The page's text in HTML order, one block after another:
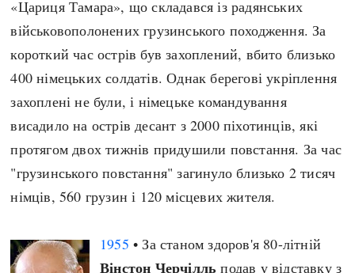
«Цариця Тамара», що складався із радянських
військовополонених грузинського походження. За
короткий час острів був захоплений, вбито близько
400 німецьких солдатів. Однак берегові укріплення
захоплені не були, і німецьке командування
висадило на острів десант з 2000 піхотинців, які
протягом двох тижнів придушили повстання. За час
"грузинського повстання" загинуло близько 2 тисяч
німців, 560 грузин і 120 місцевих жителя.
1955 • За станом здоров'я 80-літній
Вінстон Черчілль подав у відставку з